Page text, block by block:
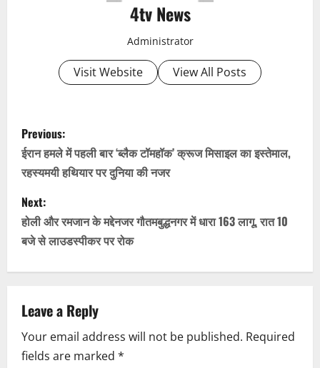
4tv News
Administrator
Visit Website View All Posts
P
o
s
t
n
a
v
i
Previous:
ईरान हमले में पहली बार ‘ब्लैक टॉमहॉक’ क्रूज मिसाइल का इस्तेमाल,
रहस्यमयी हथियार पर दुनिया की नजर
Next:
होली और रमजान के मद्देनजर गौतमबुद्धनगर में धारा 163 लागू, रात 10
बजे से लाउडस्पीकर पर रोक
Leave a Reply
Your email address will not be published. Required
fields are marked *